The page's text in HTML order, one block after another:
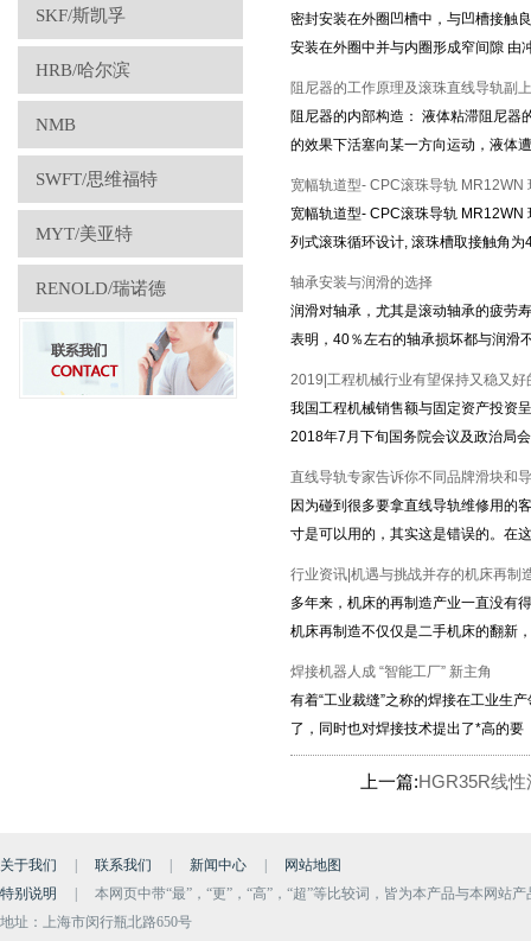
SKF/斯凯孚
HRB/哈尔滨
NMB
SWFT/思维福特
MYT/美亚特
RENOLD/瑞诺德
密封安装在外圈凹槽中，与凹槽接触
安装在外圈中并与内圈形成窄间隙 由
阻尼器的工作原理及滚珠直线导轨副
阻尼器的内部构造： 液体粘滞阻尼器
的效果下活塞向某一方向运动，液体
宽幅轨道型- CPC滚珠导轨 MR12WN
宽幅轨道型- CPC滚珠导轨
列式滚珠循环设计, 滚珠槽取接触角为
轴承安装与润滑的选择
润滑对轴承，尤其是滚动轴承的疲劳
表明，40％左右的轴承损坏都与润滑
2019|工程机械行业有望保持又稳又好
我国工程机械销售额与固定资产投资
2018年7月下旬国务院会议及政治局
直线导轨专家告诉你不同品牌滑块和
因为碰到很多要拿直线导轨维修用的
寸是可以用的，其实这是错误的。在
行业资讯|机遇与挑战并存的机床再制
多年来，机床的再制造产业一直没有
机床再制造不仅仅是二手机床的翻新
焊接机器人成 “智能工厂” 新主角
有着“工业裁缝”之称的焊接在工业生
了，同时也对焊接技术提出了*高的要
上一篇:HGR35R线
关于我们 联系我们 新闻中心
网站地图
特别说明
本网页中带“最”，“更”，“高”，“超”等比较词，皆为本产品与本网站
地址：上海市闵行瓶北路650号